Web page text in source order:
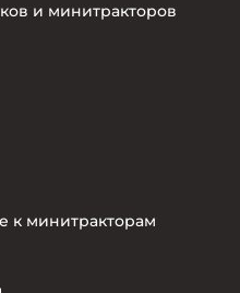
и минитракторов
к минитракторам